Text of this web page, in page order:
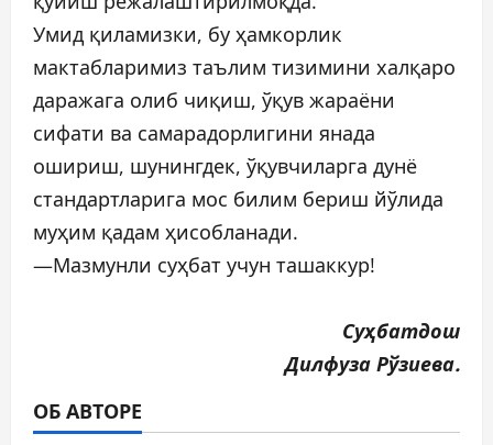
Умид қиламизки, бу ҳамкорлик
мактабларимиз таълим тизимини халқаро
даражага олиб чиқиш, ўқув жараёни
сифати ва самарадорлигини янада
ошириш, шунингдек, ўқувчиларга дунё
стандартларига мос билим бериш йўлида
муҳим қадам ҳисобланади.
—Мазмунли суҳбат учун ташаккур!
Суҳбатдош
Дилфуза Рўзиева.
ОБ АВТОРЕ